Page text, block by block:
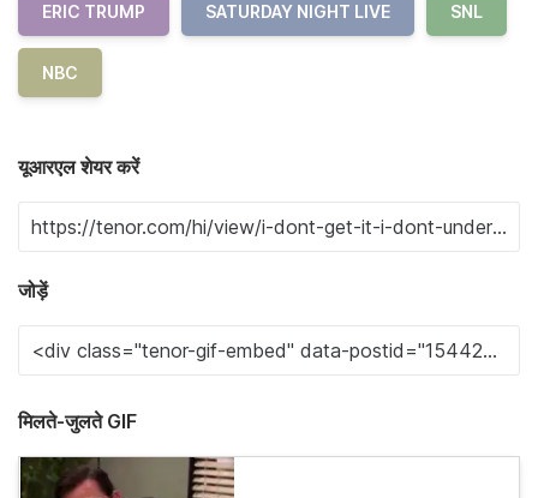
ERIC TRUMP SATURDAY NIGHT LIVE SNL
NBC
यूआरएल शेयर करें
जोड़ें
मिलते-जुलते GIF